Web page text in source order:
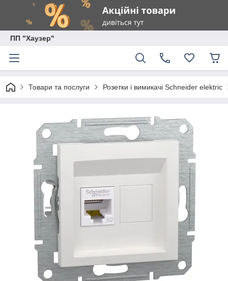
ПП "Хаузер"
Товари та послуги Розетки і вимикачі Schneider elektric